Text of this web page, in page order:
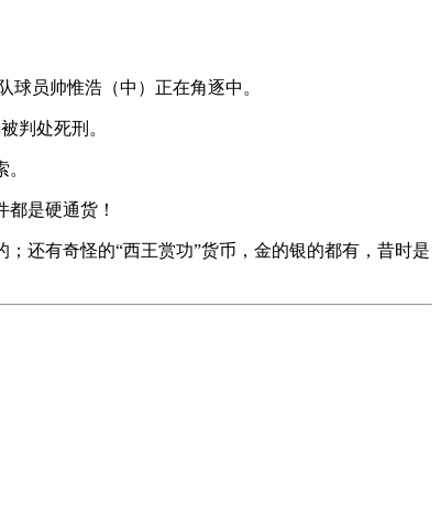
员帅惟浩（中）正在角逐中。
判处死刑。
是硬通货！
还有奇怪的“西王赏功”货币，金的银的都有，昔时是